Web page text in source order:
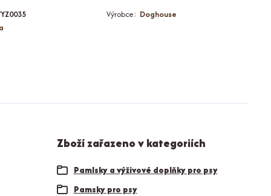
Výrobce: Doghouse
Zboží zařazeno v kategoriích
Pamlsky a výživové doplňky pro psy
Pamsky pro psy